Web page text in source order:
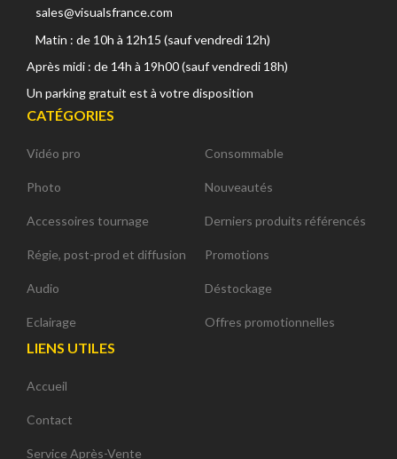
sales@visualsfrance.com
Matin : de 10h à 12h15 (sauf vendredi 12h)
Après midi : de 14h à 19h00 (sauf vendredi 18h)
Un parking gratuit est à votre disposition
CATÉGORIES
Vidéo pro
Photo
Accessoires tournage
Régie, post-prod et diffusion
Audio
Eclairage
Consommable
Nouveautés
Derniers produits référencés
Promotions
Déstockage
Offres promotionnelles
LIENS UTILES
Accueil
Contact
Service Après-Vente